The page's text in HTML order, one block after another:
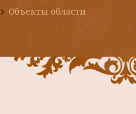
Объекты области